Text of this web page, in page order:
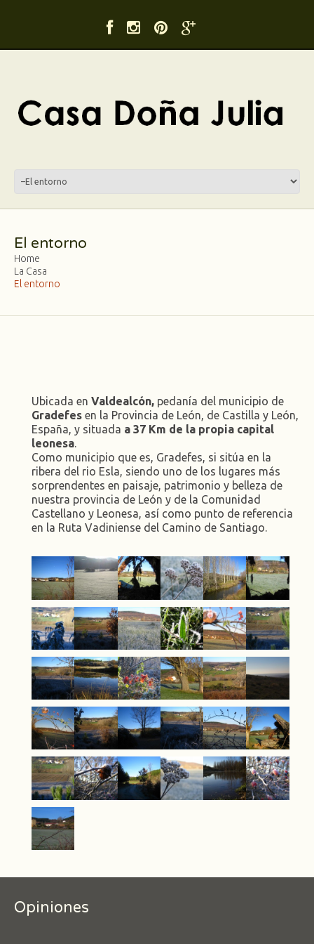
El entorno
Home
La Casa
El entorno
Ubicada en Valdealcón, pedanía del municipio de
Gradefes en la Provincia de León, de Castilla y León,
España, y situada a 37 Km de la propia capital
leonesa.
Como municipio que es, Gradefes, si sitúa en la
ribera del rio Esla, siendo uno de los lugares más
sorprendentes en paisaje, patrimonio y belleza de
nuestra provincia de León y de la Comunidad
Castellano y Leonesa, así como punto de referencia
en la Ruta Vadiniense del Camino de Santiago.
Opiniones